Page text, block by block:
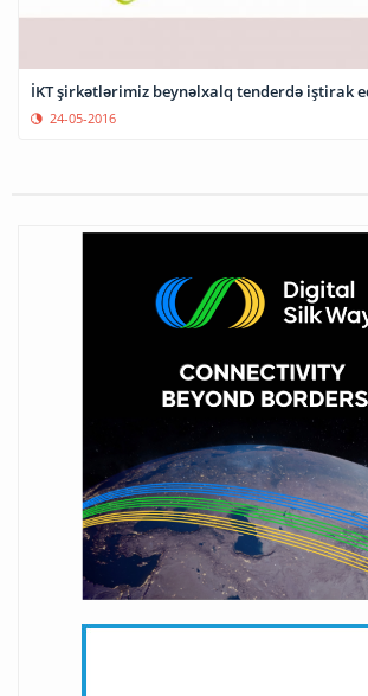
İKT şirkətlərimiz beynəlxalq tenderdə
24-05-2016